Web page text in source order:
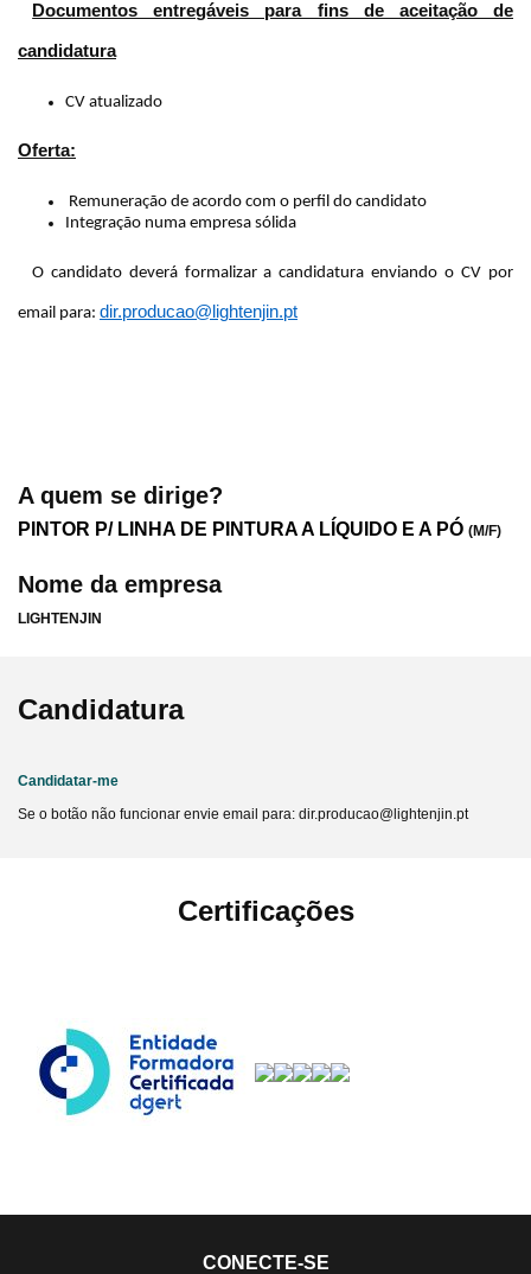
Documentos entregáveis para fins de aceitação de
candidatura
CV atualizado
Oferta:
Remuneração de acordo com o perfil do candidato
Integração numa empresa sólida
O candidato deverá formalizar a candidatura enviando o CV por
email para: dir.producao@lightenjin.pt
A quem se dirige?
PINTOR P/ LINHA DE PINTURA A LÍQUIDO E A PÓ (M/F)
Nome da empresa
LIGHTENJIN
Candidatura
Candidatar-me
Se o botão não funcionar envie email para: dir.producao@lightenjin.pt
Certificações
CONECTE-SE